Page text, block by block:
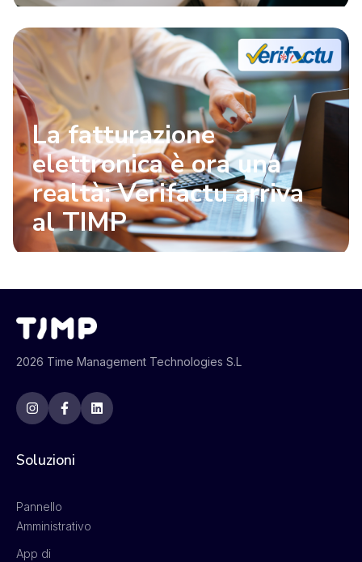
La fatturazione
elettronica è ora una
realtà: Verifactu arriva
al TIMP
2026 Time Management Technologies S.L
Soluzioni
Pannello
Amministrativo
App di